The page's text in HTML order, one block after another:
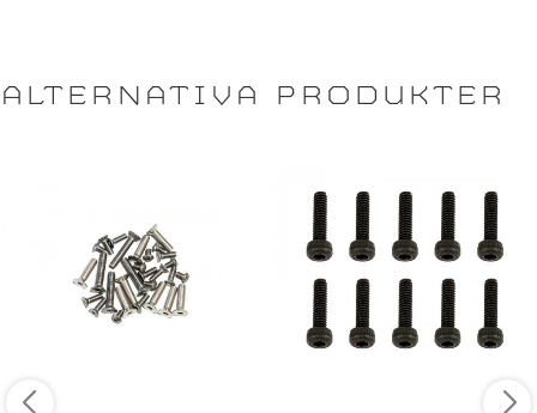
ALTERNATIVA PRODUKTER